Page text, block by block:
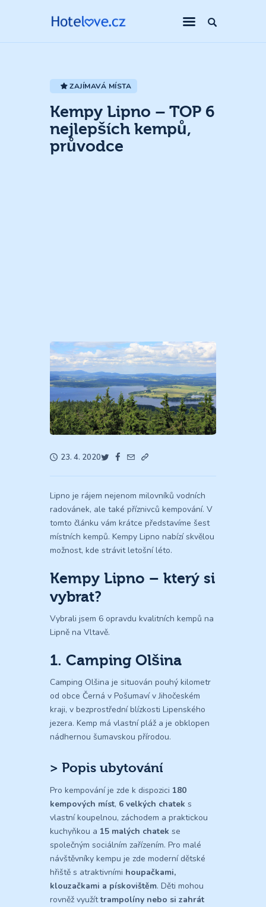
ZAJÍMAVÁ MÍSTA
Kempy Lipno – TOP 6
nejlepších kempů,
průvodce
23. 4. 2020
Lipno je rájem nejenom milovníků vodních
radovánek, ale také příznivců kempování. V
tomto článku vám krátce představíme šest
místních kempů. Kempy Lipno nabízí skvělou
možnost, kde strávit letošní léto.
Kempy Lipno – který si
vybrat?
Vybrali jsem 6 opravdu kvalitních kempů na
Lipně na Vltavě.
1. Camping Olšina
Camping Olšina je situován pouhý kilometr
od obce Černá v Pošumaví v Jihočeském
kraji, v bezprostřední blízkosti Lipenského
jezera. Kemp má vlastní pláž a je obklopen
nádhernou šumavskou přírodou.
> Popis ubytování
Pro kempování je zde k dispozici 180
kempových míst, 6 velkých chatek s
vlastní koupelnou, záchodem a praktickou
kuchyňkou a 15 malých chatek se
společným sociálním zařízením. Pro malé
návštěvníky kempu je zde moderní dětské
hřiště s atraktivními houpačkami,
klouzačkami a pískovištěm. Děti mohou
rovněž využíttrampolíny nebo si zahrát